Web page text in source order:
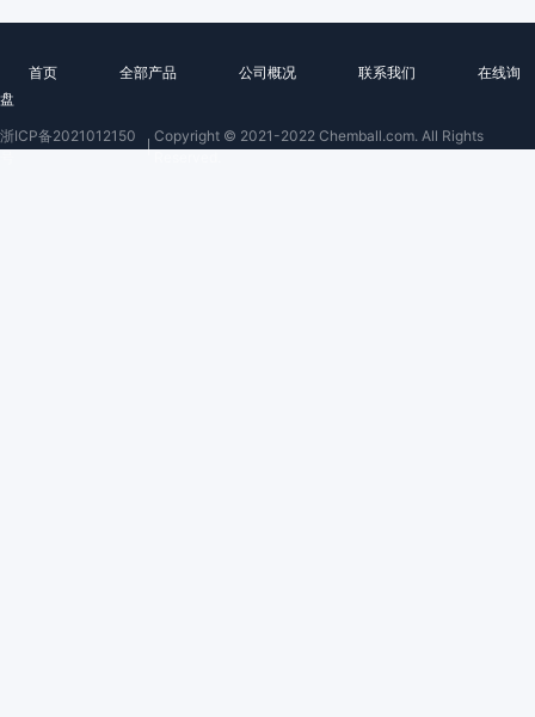
首页 全部产品 公司概况 联系我们
在线询
盘
浙ICP备2021012150
Copyright © 2021-2022 Chemball.com. All Rights